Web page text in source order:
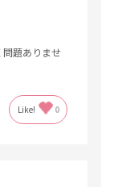
題ありませ
Like! 0